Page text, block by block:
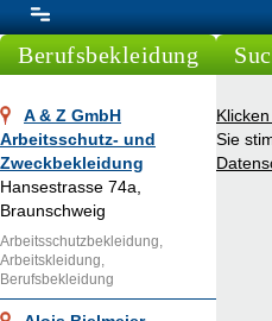
Berufsbekleidung
A & Z GmbH
Arbeitsschutz- und
Zweckbekleidung
Hansestrasse 74a,
Braunschweig
Arbeitsschutzbekleidung,
Arbeitskleidung,
Berufsbekleidung
Sie